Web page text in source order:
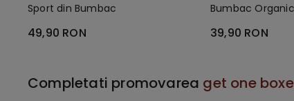
Sport din Bumbac
49,90 RON
Bumbac
39,90 RON
Completati promovarea get one